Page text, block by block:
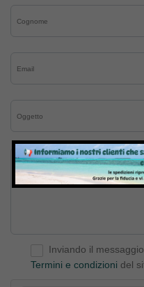
Inviando il
Termini e condizioni del